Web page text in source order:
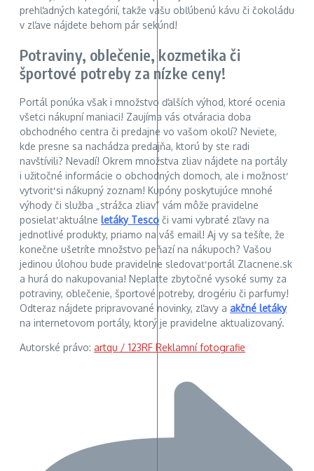
prehľadných kategórií, takže vašu obľúbenú kávu či čokoládu
v zľave nájdete behom pár sekúnd!
Potraviny, oblečenie, kozmetika či
športové potreby za nízke ceny!
Portál ponúka však i množstvo ďalších výhod, ktoré ocenia
všetci nákupní maniaci! Zaujíma vás otváracia doba
obchodného centra či predajne vo vašom okolí? Neviete,
kde presne sa nachádza predajňa, ktorú by ste radi
navštívili? Nevadí! Okrem množstva zliav nájdete na portály
i užitočné informácie o obchodných domoch, ale i možnosť
vytvoriť si nákupný zoznam! Kupóny poskytujúce mnohé
výhody či služba „strážca zliav“ vám môže pravidelne
posielať aktuálne letáky Tesco či vami vybraté zľavy na
jednotlivé produkty, priamo na váš email! Aj vy sa tešíte, že
konečne ušetríte množstvo peňazí na nákupoch? Vašou
jedinou úlohou bude pravidelne sledovať portál Zlacnene.sk
a hurá do nakupovania! Neplaťte zbytočné vysoké sumy za
potraviny, oblečenie, športové potreby, drogériu či parfumy!
Odteraz nájdete pripravované novinky, zľavy a akčné letáky
na internetovom portály, ktorý je pravidelne aktualizovaný.
Autorské právo: artqu / 123RF Reklamní fotografie